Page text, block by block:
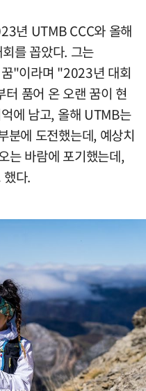
년 UTMB CCC와 올해
를 꼽았다. 그는
"이라며 "2023년 대회
품어 온 오랜 꿈이 현
에 남고, 올해 UTMB는
분에 도전했는데, 예상치
는 바람에 포기했는데,
다.